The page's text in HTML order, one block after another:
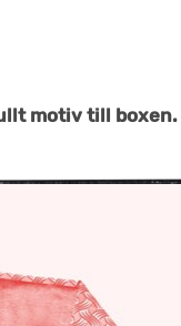
motiv till boxen.